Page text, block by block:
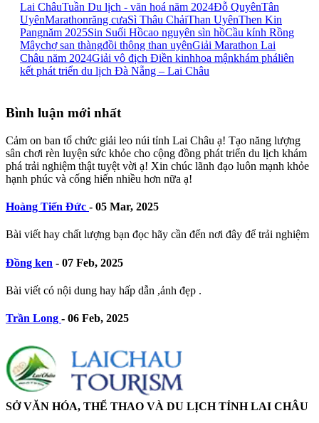
Lai ChâuTuần Du lịch - văn hoá năm 2024Đỗ QuyênTân
UyênMarathonrăng cưaSì Thâu ChảiThan UyênThen Kin
Pangnăm 2025Sin Suối Hồcao nguyên sìn hồCầu kính Rồng
Mâychợ san thàngđồi thông than uyênGiải Marathon Lai
Châu năm 2024Giải vô địch Điền kinhhoa mậnkhám pháliên
kết phát triển du lịch Đà Nẵng – Lai Châu
Bình luận mới nhất
Cảm on ban tổ chức giải leo núi tỉnh Lai Châu ạ! Tạo năng lượng
sân chơi rèn luyện sức khỏe cho cộng đồng phát triển du lịch khám
phá trải nghiệm thật tuyệt vời ạ! Xin chúc lãnh đạo luôn mạnh khỏe
hạnh phúc và cống hiến nhiều hơn nữa ạ!
Hoàng Tiến Đức - 05 Mar, 2025
Bài viết hay chất lượng bạn đọc hãy cần đến nơi đây để trải nghiệm
Đồng ken - 07 Feb, 2025
Bài viết có nội dung hay hấp dẫn ,ảnh đẹp .
Trần Long - 06 Feb, 2025
SỞ VĂN HÓA, THỂ THAO VÀ DU LỊCH TỈNH LAI CHÂU